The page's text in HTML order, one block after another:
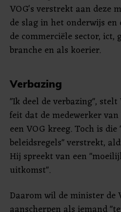
VOG's verstrekt aan deze
de slag in het onderwijs
de commerciële sector,
branche en als koerier.
Verbazing
"Ik deel de verbazing",
feit dat de medewerker
een VOG kreeg. Toch is
beleidsregels" verstrekt,
Hij spreekt van een
uitkomst".
Daarom wil de minister de